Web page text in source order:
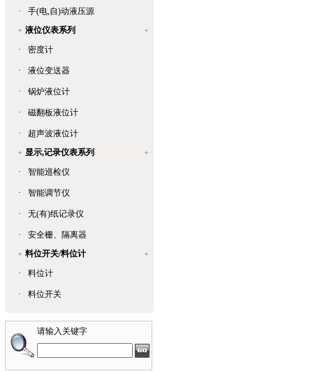
·
手(电,自)动液压源
液位仪表系列
·
密度计
· 液位变送器
· 锅炉液位计
· 磁翻板液位计
·
超声波液位计
显示,记录仪表系列
·
智能巡检仪
· 智能调节仪
· 无(有)纸记录仪
·
安全栅、隔离器
料位开关/料位计
·
料位计
· 料位开关
请输入关键字